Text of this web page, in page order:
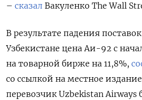
– сказал Вакуленко The Wall
В результате падения
Узбекистане цена Аи-92 с
на товарной бирже на 11,8%,
со ссылкой на местное
перевозчик Uzbekistan Airways